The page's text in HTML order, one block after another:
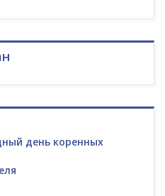
день коренных